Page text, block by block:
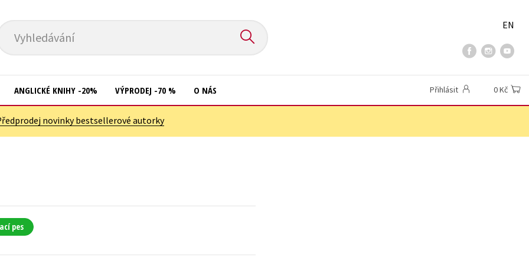
Vyhledávání
EN
ANGLICKÉ KNIHY -20% VÝPRODEJ -70 % O NÁS Přihlásit 0 Kč
novinky bestsellerové autorky
pes